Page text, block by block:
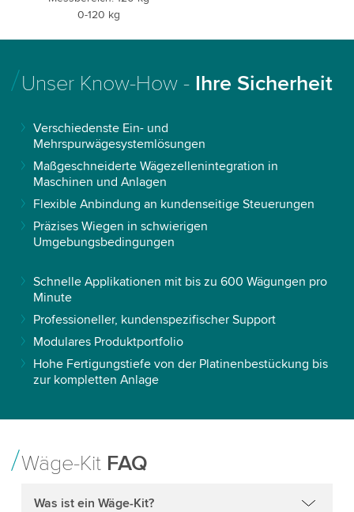
0-120 kg
Unser Know-How - Ihre Sicherheit
Verschiedenste Ein- und
Mehrspurwägesystemlösungen
Maßgeschneiderte Wägezellenintegration in
Maschinen und Anlagen
Flexible Anbindung an kundenseitige Steuerungen
Präzises Wiegen in schwierigen
Umgebungsbedingungen
Schnelle Applikationen mit bis zu 600 Wägungen pro
Minute
Professioneller, kundenspezifischer Support
Modulares Produktportfolio
Hohe Fertigungstiefe von der Platinenbestückung bis
zur kompletten Anlage
Wäge-Kit FAQ
Was ist ein Wäge-Kit?